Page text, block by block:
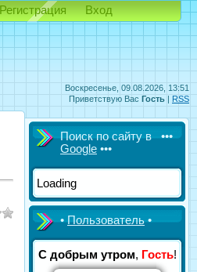
Воскресенье, 09.08.2026, 13:51
Приветствую Вас Гость | RSS
Регистрация Вход
Поиск по сайту в •••
Google •••
Loading
•Пользователь•
С добрым утром, Гость!